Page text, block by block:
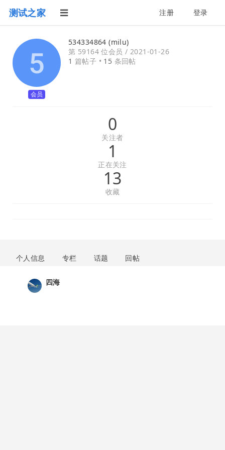
测试之家 注册 登录
会员
534334864 (milu)
第 59164 位会员 / 2021-01-26
1 篇帖子 • 15 条回帖
0
关注者
1
正在关注
13
收藏
个人信息 专栏 话题 回帖
四海